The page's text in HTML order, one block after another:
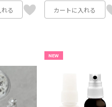
る
カートに入れる
NEW